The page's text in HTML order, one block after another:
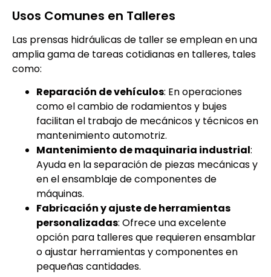
Usos Comunes en Talleres
Las prensas hidráulicas de taller se emplean en una
amplia gama de tareas cotidianas en talleres, tales
como:
Reparación de vehículos: En operaciones
como el cambio de rodamientos y bujes
facilitan el trabajo de mecánicos y técnicos en
mantenimiento automotriz.
Mantenimiento de maquinaria industrial:
Ayuda en la separación de piezas mecánicas y
en el ensamblaje de componentes de
máquinas.
Fabricación y ajuste de herramientas
personalizadas: Ofrece una excelente
opción para talleres que requieren ensamblar
o ajustar herramientas y componentes en
pequeñas cantidades.